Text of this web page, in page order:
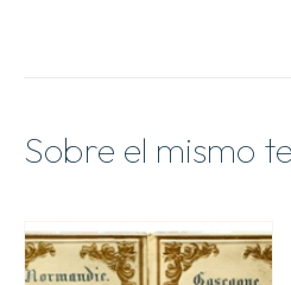
Sobre el mismo